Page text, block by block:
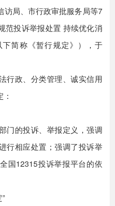
访局、市行政审批服务局等7
范投诉举报处置 持续优化消
简称《暂行规定》），于
政、分类管理、诚实信用
的投诉、举报定义，强调
行相应处置；强调了投诉举
国12315投诉举报平台的依